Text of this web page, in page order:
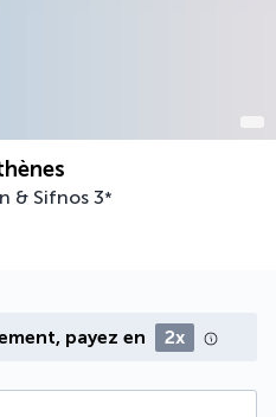
& Sifnos 3*
payez en 2x